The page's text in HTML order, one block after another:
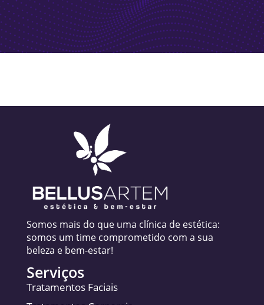
Somos mais do que uma clínica de estética:
somos um time comprometido com a sua
beleza e bem-estar!
Serviços
Tratamentos Faciais